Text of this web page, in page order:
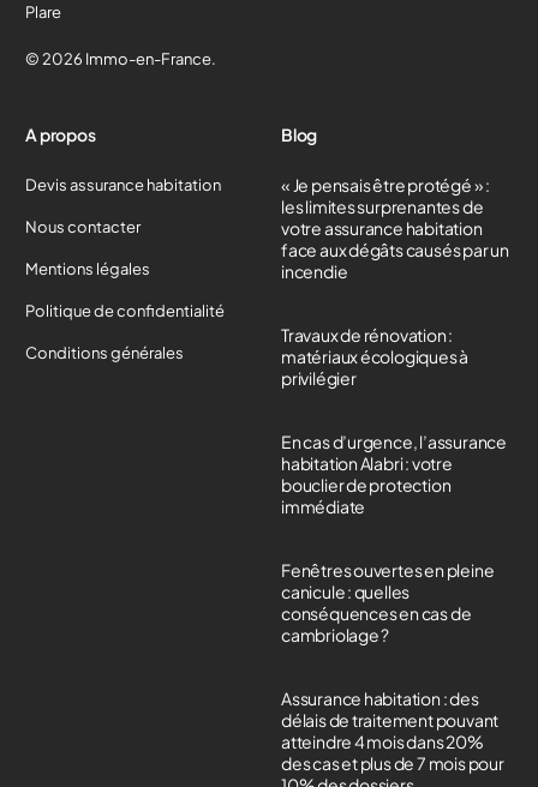
Plare
© 2026 Immo-en-France.
A propos
Devis assurance habitation
Nous contacter
Mentions légales
Politique de confidentialité
Conditions générales
Blog
« Je pensais être protégé » :
les limites surprenantes de
votre assurance habitation
face aux dégâts causés par un
incendie
Travaux de rénovation :
matériaux écologiques à
privilégier
En cas d’urgence, l’assurance
habitation Alabri : votre
bouclier de protection
immédiate
Fenêtres ouvertes en pleine
canicule : quelles
conséquences en cas de
cambriolage ?
Assurance habitation : des
délais de traitement pouvant
atteindre 4 mois dans 20%
des cas et plus de 7 mois pour